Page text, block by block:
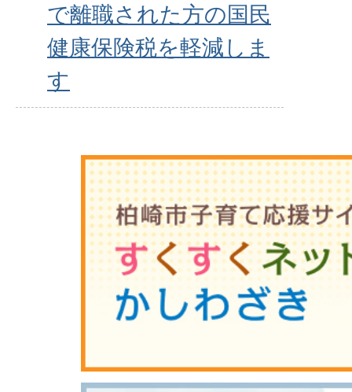
で離職された方の国民
健康保険税を軽減しま
す